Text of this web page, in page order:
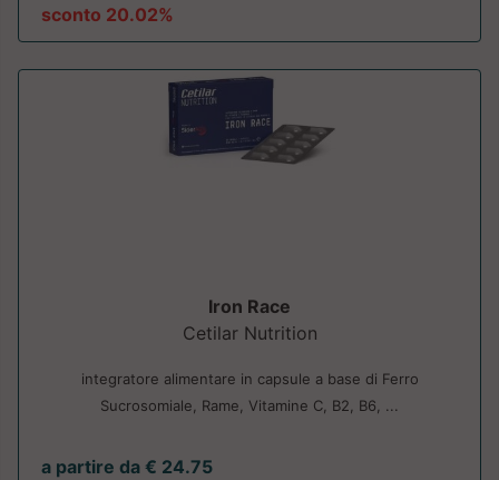
sconto 20.02%
Iron Race
Cetilar Nutrition
integratore alimentare in capsule a base di Ferro
Sucrosomiale, Rame, Vitamine C, B2, B6, ...
a partire da € 24.75